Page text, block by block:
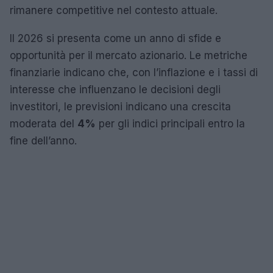
rimanere competitive nel contesto attuale.
Il 2026 si presenta come un anno di sfide e
opportunità per il mercato azionario. Le metriche
finanziarie indicano che, con l’inflazione e i tassi di
interesse che influenzano le decisioni degli
investitori, le previsioni indicano una crescita
moderata del 4% per gli indici principali entro la
fine dell’anno.